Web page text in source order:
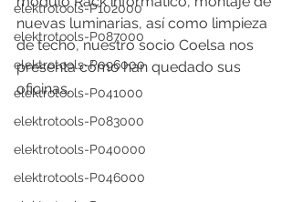
elektrotools-P102000
elektrotools-P087000
elektrotools-P096000
elektrotools-P041000
elektrotools-P083000
elektrotools-P040000
elektrotools-P046000
nuevas luminarias, así como limpieza
de techo, nuestro socio Coelsa nos
presenta cómo han quedado sus
oficinas.